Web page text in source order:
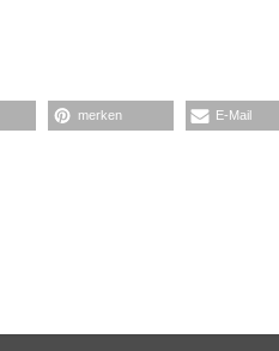
merken E-Mail